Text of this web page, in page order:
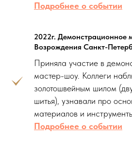
Подробнее о событии
2022г. Демонстрационное
Возрождения Санкт-
Приняла участие в
мастер-шоу. Коллеги
золотошвейным шилом
шитья), узнавали про
материалов и
Подробнее о событии